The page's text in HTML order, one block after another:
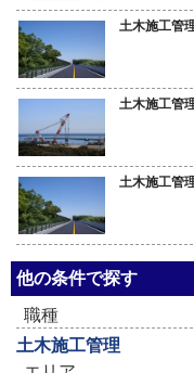
土木施工管
土木施工管
土木施工管
他の条件で探す
職種
土木施工管理